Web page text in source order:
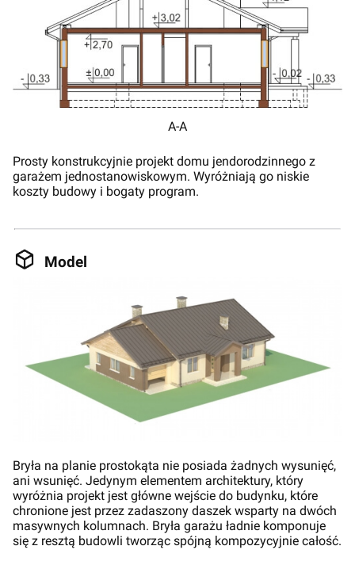
A-A
Prosty konstrukcyjnie projekt domu jendorodzinnego z
garażem jednostanowiskowym. Wyróżniają go niskie
koszty budowy i bogaty program.
Model
Bryła na planie prostokąta nie posiada żadnych wysunięć,
ani wsunięć. Jedynym elementem architektury, który
wyróżnia projekt jest główne wejście do budynku, które
chronione jest przez zadaszony daszek wsparty na dwóch
masywnych kolumnach. Bryła garażu ładnie komponuje
się z resztą budowli tworząc spójną kompozycyjnie całość.